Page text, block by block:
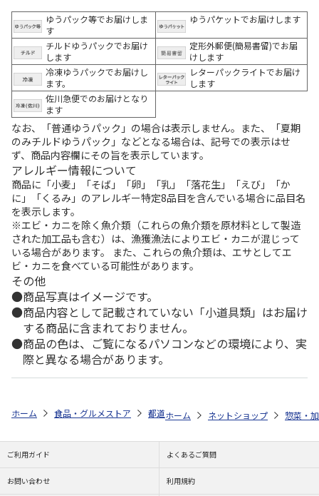
ゆうパック等でお届けしま
す
ゆうパケットでお届けします
チルドゆうパックでお届け
します
定形外郵便(簡易書留)でお届
けします
冷凍ゆうパックでお届けし
ます。
レターパックライトでお届け
します
佐川急便でのお届けとなり
ます
なお、「普通ゆうパック」の場合は表示しません。また、「夏期
のみチルドゆうパック」などとなる場合は、記号での表示はせ
ず、商品内容欄にその旨を表示しています。
アレルギー情報について
商品に「小麦」「そば」「卵」「乳」「落花生」「えび」「か
に」「くるみ」のアレルギー特定8品目を含んでいる場合に品目名
を表示します。
※エビ・カニを除く魚介類（これらの魚介類を原材料として製造
された加工品も含む）は、漁獲漁法によりエビ・カニが混じって
いる場合があります。 また、これらの魚介類は、エサとしてエ
ビ・カニを食べている可能性があります。
その他
商品写真はイメージです。
商品内容として記載されていない「小道具類」はお届け
する商品に含まれておりません。
商品の色は、ご覧になるパソコンなどの環境により、実
際と異なる場合があります。
ホーム 食品・グルメストア 都道府県から探す 和歌山県 はちみ
ホーム ネットショップ 惣菜・
ご利用ガイド よくあるご質問
お問い合わせ 利用規約